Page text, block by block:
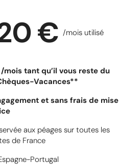
€ /mois utilisé
tant qu’il vous reste du
Vacances**
et sans frais de mise
aux péages sur toutes les
de France
Portugal